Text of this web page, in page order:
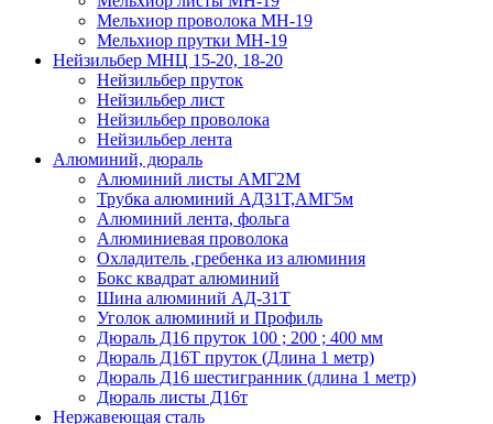
Мельхиор проволока МН-19
Мельхиор прутки МН-19
Нейзильбер МНЦ 15-20, 18-20
Нейзильбер пруток
Нейзильбер лист
Нейзильбер проволока
Нейзильбер лента
Алюминий, дюраль
Алюминий листы АМГ2М
Трубка алюминий АД31Т,АМГ5м
Алюминий лента, фольга
Алюминиевая проволока
Охладитель ,гребенка из алюминия
Бокс квадрат алюминий
Шина алюминий АД-31Т
Уголок алюминий и Профиль
Дюраль Д16 пруток 100 ; 200 ; 400 мм
Дюраль Д16Т пруток (Длина 1 метр)
Дюраль Д16 шестигранник (длина 1 метр)
Дюраль листы Д16т
Нержавеющая сталь